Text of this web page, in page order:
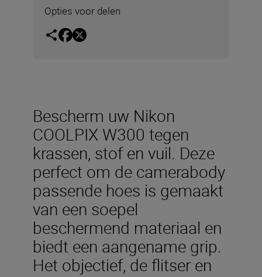
Opties voor delen
Bescherm uw Nikon
COOLPIX W300 tegen
krassen, stof en vuil. Deze
perfect om de camerabody
passende hoes is gemaakt
van een soepel
beschermend materiaal en
biedt een aangename grip.
Het objectief, de flitser en